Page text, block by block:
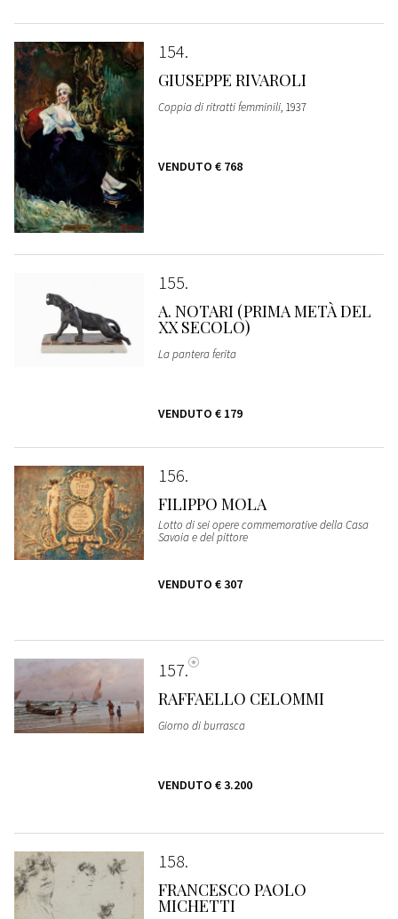
154
GIUSEPPE RIVAROLI
Coppia di ritratti femminili, 1937
VENDUTO € 768
155
A. NOTARI (PRIMA METÀ DEL
XX SECOLO)
La pantera ferita
VENDUTO € 179
156
FILIPPO MOLA
Lotto di sei opere commemorative della Casa
Savoia e del pittore
VENDUTO € 307
157
RAFFAELLO CELOMMI
Giorno di burrasca
VENDUTO € 3.200
158
FRANCESCO PAOLO
MICHETTI